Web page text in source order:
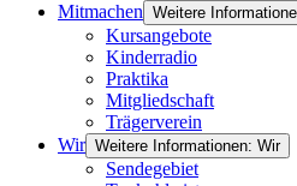
Mitmachen Weitere
Kursangebote
Kinderradio
Praktika
Mitgliedschaft
Trägerverein
Wir Weitere Informationen: Wir
Sendegebiet